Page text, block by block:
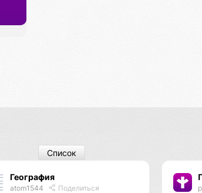
География
atom1544 Поделиться
Список